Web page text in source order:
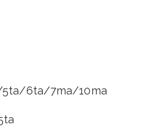
5ta/6ta/7ma/10ma